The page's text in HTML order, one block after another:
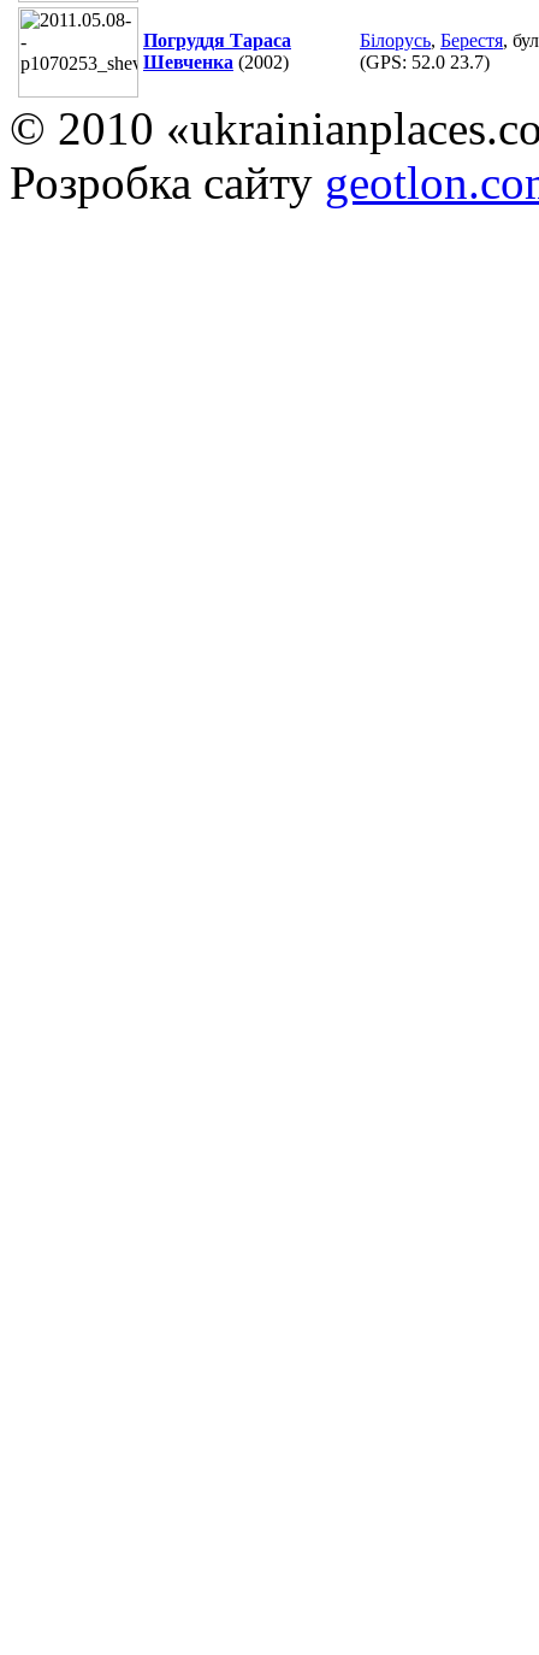
Погруддя Тараса
Шевченка (2002)
Білорусь, Берестя,
(GPS: 52.0 23.7)
© 2010
Розробка сайту